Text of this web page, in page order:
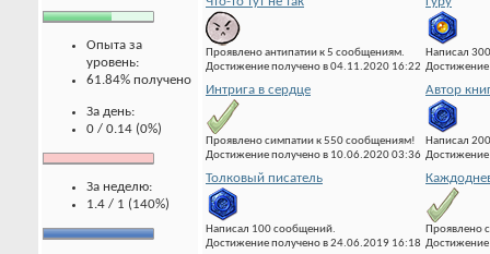
Опыта за
уровень:
61.84% получено
За день:
0 / 0.14 (0%)
За неделю:
1.4 / 1 (140%)
Проявлено антипатии к 5 сообщениям.
Достижение получено в 04.11.2020 16:22
Написал
Интрига в сердце
Проявлено симпатии к 550 сообщениям!
Достижение получено в 10.06.2020 03:36
Автор
Написал
Толковый писатель
Написал 100 сообщений.
Достижение получено в 24.06.2019 16:18
Проявлено